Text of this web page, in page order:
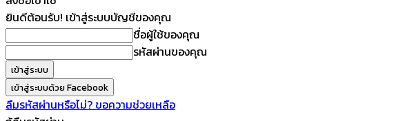
ยินดีต้อนรับ! เข้าสู่ระบบบัญชีของคุณ
ชื่อผู้ใช้ของคุณ
รหัสผ่านของคุณ
เข้าสู่ระบบด้วย Facebook
ลืมรหัสผ่านหรือไม่? ขอความช่วยเหลือ